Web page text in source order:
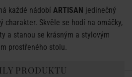
každé nádobí ARTISAN jedinečný
charakter. Skvěle se hodí na omáčky,
a stanou se krásným a stylovým
prostřeného stolu.
PRODUKTU